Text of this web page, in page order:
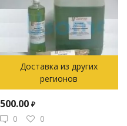
Доставка из других
регионов
500.00 ₽
0
0